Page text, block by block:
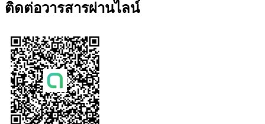
ติดต่อวารสารผ่านไลน์